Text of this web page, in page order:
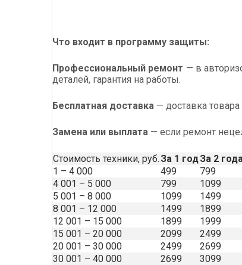
Что входит в программу защиты:
Профессиональный ремонт — в
деталей, гарантия на работы.
Бесплатная доставка — доставка
Замена или выплата — если ремонт
Стоимость техники, руб. За 1 годЗа 2
1 – 4 000
499 799
4 001 – 5 000
799 1099
5 001 – 8 000
1099 1499
8 001 – 12 000
1499 1899
12 001 – 15 000
1899 1999
15 001 – 20 000
2099 2499
20 001 – 30 000
2499 2699
30 001 – 40 000
2699 3099